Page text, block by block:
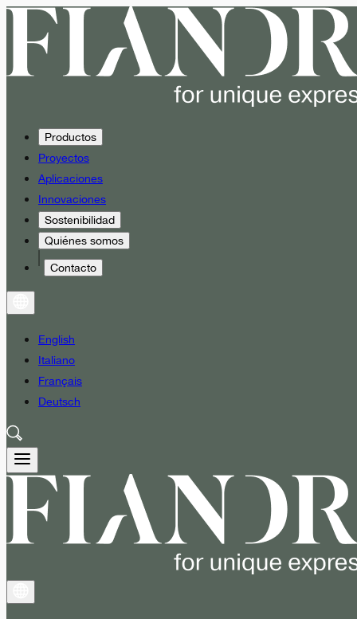
Productos
Proyectos
Aplicaciones
Innovaciones
Sostenibilidad
Quiénes somos
Contacto
English
Italiano
Français
Deutsch